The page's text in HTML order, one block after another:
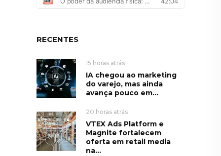
RECENTES
15 horas atrás
IA chegou ao marketing
do varejo, mas ainda
avança pouco em...
20 horas atrás
VTEX Ads Platform e
Magnite fortalecem
oferta em retail media
na...